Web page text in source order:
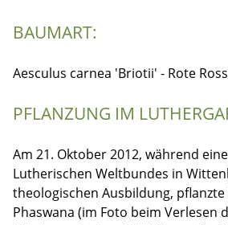
BAUMART:
Aesculus carnea 'Briotii' - Rote
PFLANZUNG IM
Am 21. Oktober 2012, während
Lutherischen Weltbundes in
theologischen Ausbildung, pflanzte
Phaswana (im Foto beim Verlesen